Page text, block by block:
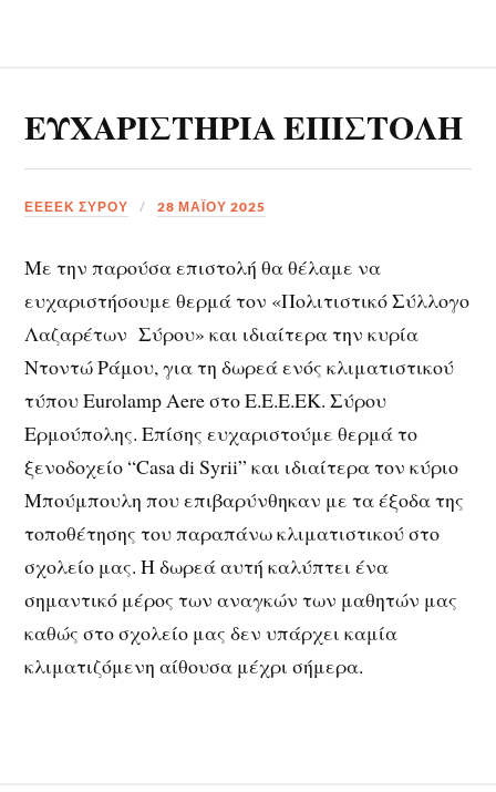
ΕΥΧΑΡΙΣΤΗΡΙΑ ΕΠΙΣΤΟΛΗ
ΕΕΕΕΚ ΣΥΡΟΥ 28 ΜΑΪ́ΟΥ 2025
Με την παρούσα επιστολή θα θέλαμε να
ευχαριστήσουμε θερμά τον «Πολιτιστικό Σύλλογο
Λαζαρέτων Σύρου» και ιδιαίτερα την κυρία
Ντοντώ Ράμου, για τη δωρεά ενός κλιματιστικού
τύπου Eurolamp Aere στο Ε.Ε.Ε.ΕΚ. Σύρου
Ερμούπολης. Επίσης ευχαριστούμε θερμά το
ξενοδοχείο “Casa di Syrii” και ιδιαίτερα τον κύριο
Μπούμπουλη που επιβαρύνθηκαν με τα έξοδα της
τοποθέτησης του παραπάνω κλιματιστικού στο
σχολείο μας. Η δωρεά αυτή καλύπτει ένα
σημαντικό μέρος των αναγκών των μαθητών μας
καθώς στο σχολείο μας δεν υπάρχει καμία
κλιματιζόμενη αίθουσα μέχρι σήμερα.